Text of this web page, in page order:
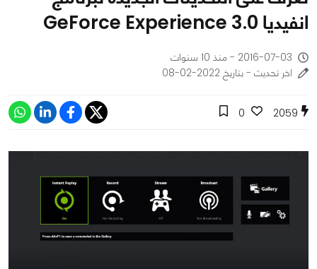
انفيديا GeForce Experience 3.0
2016-07-03 - منذ 10 سنوات
اخر تحديث - بتاريخ 2022-02-08
2059
0